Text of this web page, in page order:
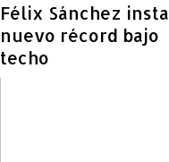
Félix Sánchez
nuevo récord bajo
techo